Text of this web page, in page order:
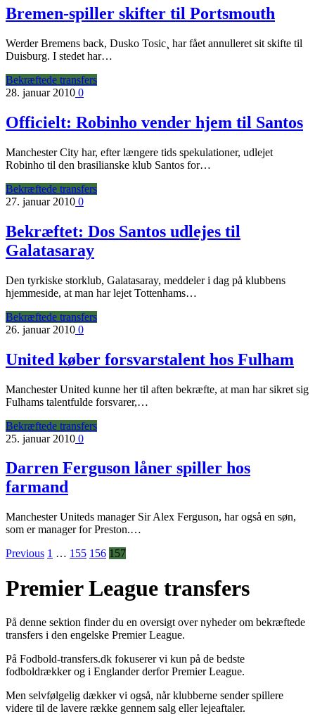
Bremen-spiller skifter til Portsmouth
Werder Bremens back, Dusko Tosic¸ har fået annulleret sit skifte til
Duisburg. I stedet har…
Bekræftede transfers
28. januar 2010 0
Officielt: Robinho vender hjem til Santos
Manchester City har, efter længere tids spekulationer, udlejet
Robinho til den brasilianske klub Santos for…
Bekræftede transfers
27. januar 2010 0
Bekræftet: Dos Santos udlejes til
Galatasaray
Den tyrkiske storklub, Galatasaray, meddeler i dag på klubbens
hjemmeside, at man har lejet Tottenhams…
Bekræftede transfers
26. januar 2010 0
United køber forsvarstalent hos Fulham
Manchester United kunne her til aften bekræfte, at man har sikret sig
Fulhams talentfulde forsvarer,…
Bekræftede transfers
25. januar 2010 0
Darren Ferguson låner spiller hos
farmand
Manchester Uniteds manager Sir Alex Ferguson, har også en søn,
som er manager for Preston.…
Previous 1 … 155 156 157
Premier League transfers
På denne sektion finder du en oversigt over nyheder om bekræftede
transfers i den engelske Premier League.
På Fodbold-transfers.dk fokuserer vi kun på de bedste
fodboldrækker og i Englander derfor Premier League.
Men selvfølgelig dækker vi også, når klubberne sender spillere
videre til de lavere række gennem salg eller lejeaftaler.